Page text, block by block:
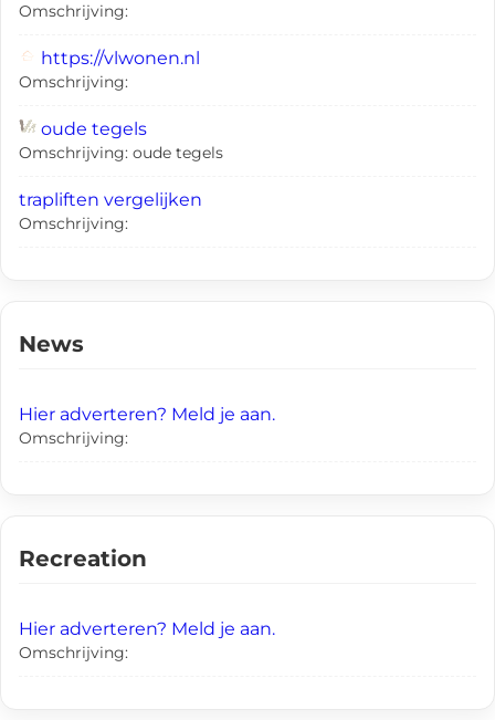
Omschrijving:
https://vlwonen.nl
Omschrijving:
oude tegels
Omschrijving: oude tegels
trapliften vergelijken
Omschrijving:
News
Hier adverteren? Meld je aan.
Omschrijving:
Recreation
Hier adverteren? Meld je aan.
Omschrijving: